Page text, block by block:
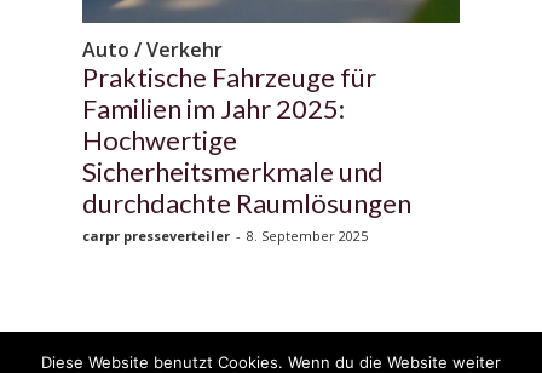
Auto / Verkehr
Praktische Fahrzeuge für
Familien im Jahr 2025:
Hochwertige
Sicherheitsmerkmale und
durchdachte Raumlösungen
carpr presseverteiler - 8. September 2025
Diese Website benutzt Cookies. Wenn du die Website weiter